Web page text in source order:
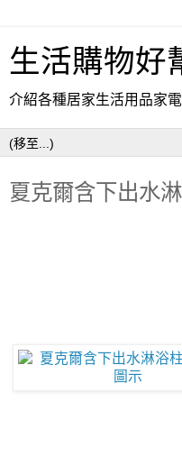
生活購物好
介紹各種居家生活用品家電
夏克爾含下出水